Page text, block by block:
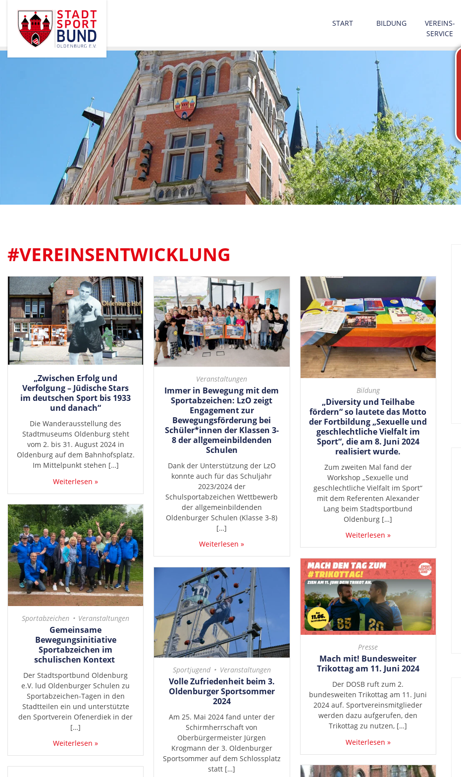
START BILDUNG
VEREINS­
SERVICE
#VEREINSENTWICKLUNG
„Zwischen Erfolg und
Verfolgung – Jüdische Stars
im deutschen Sport bis 1933
und danach“
Die Wanderausstellung des
Stadtmuseums Oldenburg steht
vom 2. bis 31. August 2024 in
Oldenburg auf dem Bahnhofsplatz.
Im Mittelpunkt stehen […]
Weiterlesen »
Veranstaltungen
Immer in Bewegung mit dem
Sportabzeichen: LzO zeigt
Engagement zur
Bewegungsförderung bei
Schüler*innen der Klassen 3-
8 der allgemeinbildenden
Schulen
Dank der Unterstützung der LzO
konnte auch für das Schuljahr
2023/2024 der
Schulsportabzeichen Wettbewerb
der allgemeinbildenden
Oldenburger Schulen (Klasse 3-8)
[…]
Weiterlesen »
Bildung
„Diversity und Teilhabe
fördern“ so lautete das Motto
der Fortbildung „Sexuelle und
geschlechtliche Vielfalt im
Sport“, die am 8. Juni 2024
realisiert wurde.
Zum zweiten Mal fand der
Workshop „Sexuelle und
geschlechtliche Vielfalt im Sport“
mit dem Referenten Alexander
Lang beim Stadtsportbund
Oldenburg […]
Weiterlesen »
Sportabzeichen Veranstaltungen
Gemeinsame
Bewegungsinitiative
Sportabzeichen im
schulischen Kontext
Der Stadtsportbund Oldenburg
e.V. lud Oldenburger Schulen zu
Sportabzeichen-Tagen in den
Stadtteilen ein und unterstützte
den Sportverein Ofenerdiek in der
[…]
Weiterlesen »
Presse
Mach mit! Bundesweiter
Trikottag am 11. Juni 2024
Der DOSB ruft zum 2.
bundesweiten Trikottag am 11. Juni
2024 auf. Sportvereinsmitglieder
werden dazu aufgerufen, den
Trikottag zu nutzen, […]
Weiterlesen »
Sportjugend Veranstaltungen
Volle Zufriedenheit beim 3.
Oldenburger Sportsommer
2024
Am 25. Mai 2024 fand unter der
Schirmherrschaft von
Oberbürgermeister Jürgen
Krogmann der 3. Oldenburger
Sportsommer auf dem Schlossplatz
statt […]